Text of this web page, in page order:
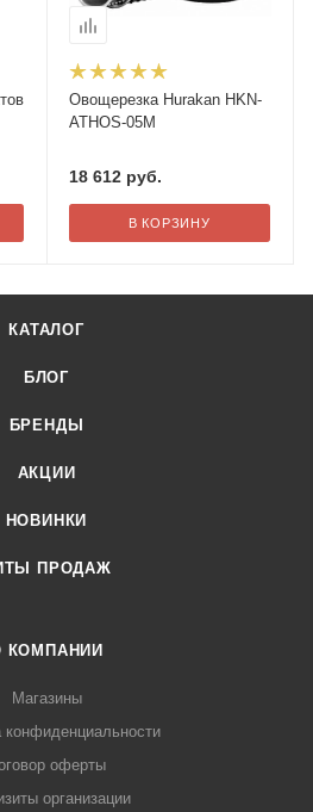
Овощерезка Hurakan HKN-
ATHOS-05M
18 612руб.
В КОРЗИНУ
КАТАЛОГ
БЛОГ
БРЕНДЫ
АКЦИИ
НОВИНКИ
ПРОДАЖ
КОМПАНИИ
Магазины
конфиденциальности
оферты
организации